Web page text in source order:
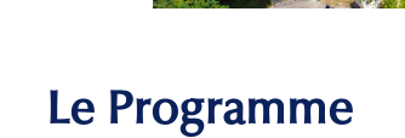
Le Programme